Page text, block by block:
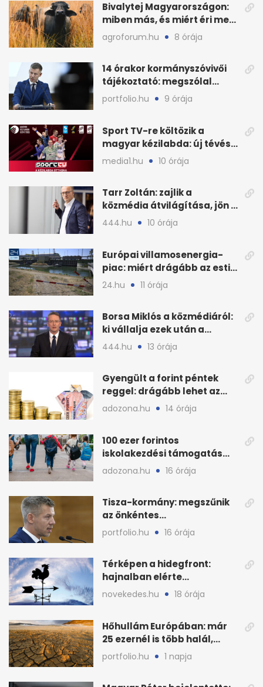
Bivalytej Magyarországon:
miben más, és miért éri meg
feldolgozni?
agroforum.hu 8 órája
14 órakor kormányszóvivői
tájékoztató: megszólal
Magyar Péter is
portfolio.hu 9 órája
Sport TV-re költözik a
magyar kézilabda: új tévés
megállapodás
media1.hu 10 órája
Tarr Zoltán: zajlik a
közmédia átvilágítása, jön a
nyilvános véleményezés
444.hu 10 órája
Európai villamosenergia-
piac: miért drágább az esti
áram Magyarországon
24.hu 11 órája
Borsa Miklós a közmédiáról:
ki vállalja ezek után a
munkát?
444.hu 13 órája
Gyengült a forint péntek
reggel: drágább lehet az
euró és a dollár
adozona.hu 14 órája
100 ezer forintos
iskolakezdési támogatás
2026 őszén: adózás,
munkáltatói plusz
adozona.hu 16 órája
Tisza-kormány: megszűnik
az önkéntes
fogyasztáscsökkentés
portfolio.hu 16 órája
Térképen a hidegfront:
hajnalban elérte
Magyarország határát
novekedes.hu 18 órája
Hőhullám Európában: már
25 ezernél is több halál,
folytatódhat
portfolio.hu 1 napja